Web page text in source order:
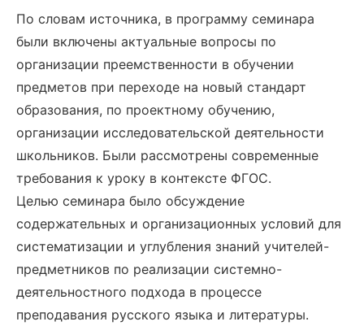
По словам источника, в программу семинара
были включены актуальные вопросы по
организации преемственности в обучении
предметов при переходе на новый стандарт
образования, по проектному обучению,
организации исследовательской деятельности
школьников. Были рассмотрены современные
требования к уроку в контексте ФГОС.
Целью семинара было обсуждение
содержательных и организационных условий для
систематизации и углубления знаний учителей-
предметников по реализации системно-
деятельностного подхода в процессе
преподавания русского языка и литературы.